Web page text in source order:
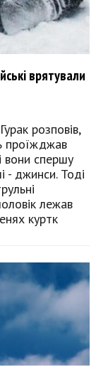
врятували
розповів,
проїжджав
вони спершу
- джинси. Тоді
лежав
куртк